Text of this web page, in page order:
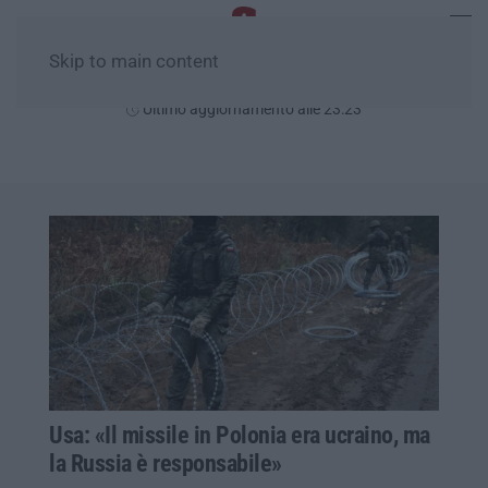
Skip to main content
Ultimo aggiornamento alle 23:23
Usa: «Il missile in Polonia era ucraino, ma
la Russia è responsabile»